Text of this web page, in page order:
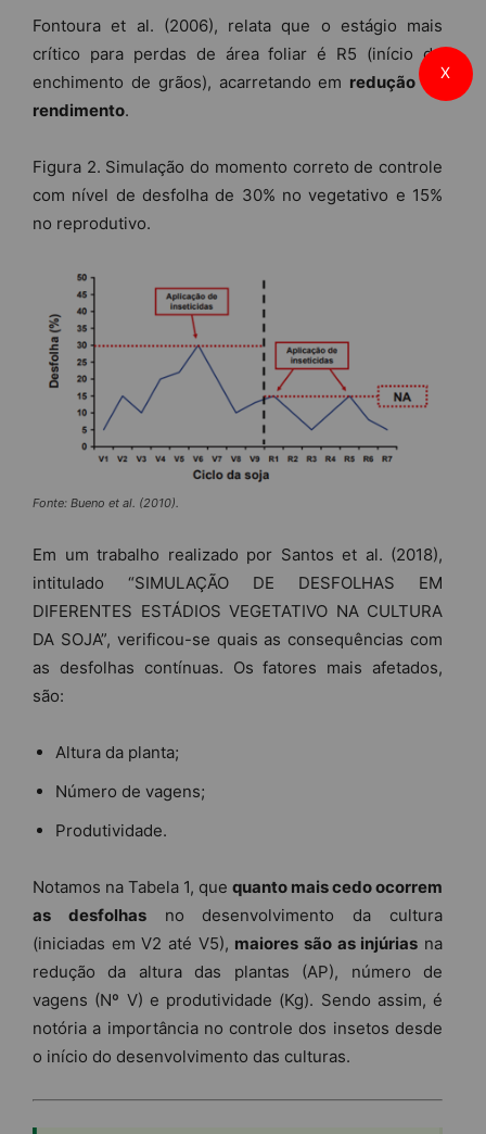
Fontoura et al. (2006), relata que o estágio mais
crítico para perdas de área foliar é R5 (início do
enchimento de grãos), acarretando em redução do
rendimento.
Figura 2. Simulação do momento correto de controle
com nível de desfolha de 30% no vegetativo e 15%
no reprodutivo.
Fonte: Bueno et al. (2010).
Em um trabalho realizado por Santos et al. (2018),
intitulado “SIMULAÇÃO DE DESFOLHAS EM
DIFERENTES ESTÁDIOS VEGETATIVO NA CULTURA
DA SOJA”, verificou-se quais as consequências com
as desfolhas contínuas. Os fatores mais afetados,
são:
Altura da planta;
Número de vagens;
Produtividade.
Notamos na Tabela 1, que quanto mais cedo ocorrem
as desfolhasno desenvolvimento da cultura
(iniciadas em V2 até V5), maiores são as injúrias na
redução da altura das plantas (AP), número de
vagens (Nº V) e produtividade (Kg). Sendo assim, é
notória a importância no controle dos insetos desde
o início do desenvolvimento das culturas.
X